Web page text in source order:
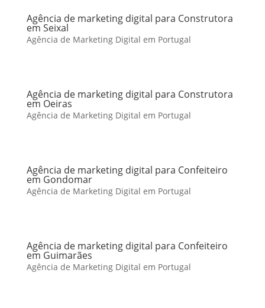
Agência de marketing digital para Construtora
em Seixal
Agência de Marketing Digital em Portugal
Agência de marketing digital para Construtora
em Oeiras
Agência de Marketing Digital em Portugal
Agência de marketing digital para Confeiteiro
em Gondomar
Agência de Marketing Digital em Portugal
Agência de marketing digital para Confeiteiro
em Guimarães
Agência de Marketing Digital em Portugal